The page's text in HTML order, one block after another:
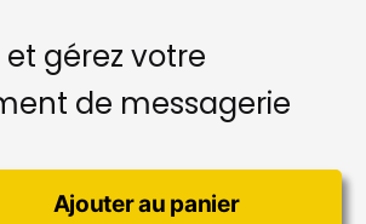
gérez votre
de messagerie
Ajouter au panier